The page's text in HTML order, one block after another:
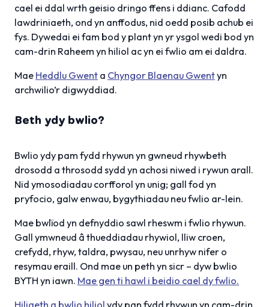
cael ei ddal wrth geisio dringo ffens i ddianc. Cafodd
lawdriniaeth, ond yn anffodus, nid oedd posib achub ei
fys. Dywedai ei fam bod y plant yn yr ysgol wedi bod yn
cam-drin Raheem yn hiliol ac yn ei fwlio am ei daldra.
Mae Heddlu Gwent a Chyngor Blaenau Gwentyn
archwilio’r digwyddiad.
Beth ydy bwlio?
Bwlio ydy pam fydd rhywun yn gwneud rhywbeth
drosodd a throsodd sydd yn achosi niwed i rywun arall.
Nid ymosodiadau corfforol yn unig; gall fod yn
pryfocio, galw enwau, bygythiadau neu fwlio ar-lein.
Mae bwlïod yn defnyddio sawl rheswm i fwlio rhywun.
Gall ymwneud â thueddiadau rhywiol, lliw croen,
crefydd, rhyw, taldra, pwysau, neu unrhyw nifer o
resymau eraill. Ond mae un peth yn sicr – dyw bwlio
BYTH yn iawn. Mae gen ti hawl i beidio cael dy fwlio.
Hiliaeth a bwlio hiliol ydy pan fydd rhywun yn cam-drin